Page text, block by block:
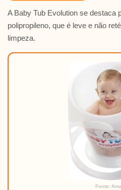
A Baby Tub Evolution se destaca
polipropileno, que é leve e não
limpeza.
Fonte: